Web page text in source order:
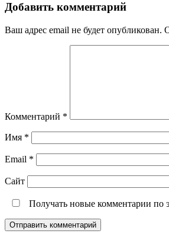
Добавить комментарий
Ваш адрес email не будет опубликован.
Комментарий *
Имя *
Email *
Сайт
Получать новые комментарии по